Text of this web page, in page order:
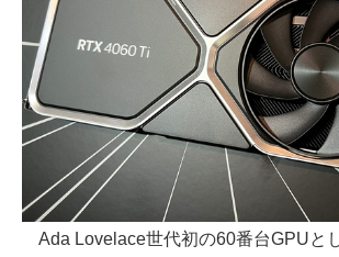
Ada Lovelace世代初の60番台GPUと